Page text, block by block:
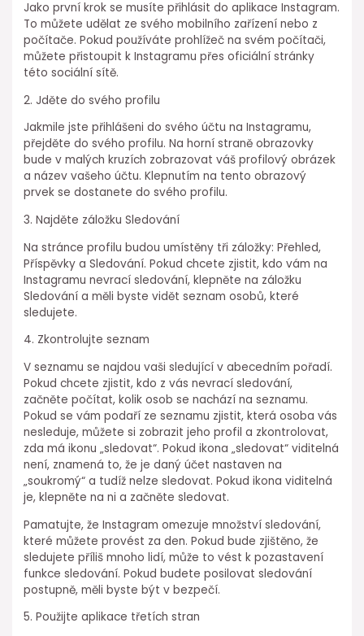
Jako první krok se musíte přihlásit do aplikace Instagram.
To můžete udělat ze svého mobilního zařízení nebo z
počítače. Pokud používáte prohlížeč na svém počítači,
můžete přistoupit k Instagramu přes oficiální stránky
této sociální sítě.
2. Jděte do svého profilu
Jakmile jste přihlášeni do svého účtu na Instagramu,
přejděte do svého profilu. Na horní straně obrazovky
bude v malých kruzích zobrazovat váš profilový obrázek
a název vašeho účtu. Klepnutím na tento obrazový
prvek se dostanete do svého profilu.
3. Najděte záložku Sledování
Na stránce profilu budou umístěny tři záložky: Přehled,
Příspěvky a Sledování. Pokud chcete zjistit, kdo vám na
Instagramu nevrací sledování, klepněte na záložku
Sledování a měli byste vidět seznam osobů, které
sledujete.
4. Zkontrolujte seznam
V seznamu se najdou vaši sledující v abecedním pořadí.
Pokud chcete zjistit, kdo z vás nevrací sledování,
začněte počítat, kolik osob se nachází na seznamu.
Pokud se vám podaří ze seznamu zjistit, která osoba vás
nesleduje, můžete si zobrazit jeho profil a zkontrolovat,
zda má ikonu „sledovat“. Pokud ikona „sledovat“ viditelná
není, znamená to, že je daný účet nastaven na
„soukromý“ a tudíž nelze sledovat. Pokud ikona viditelná
je, klepněte na ni a začněte sledovat.
Pamatujte, že Instagram omezuje množství sledování,
které můžete provést za den. Pokud bude zjištěno, že
sledujete příliš mnoho lidí, může to vést k pozastavení
funkce sledování. Pokud budete posilovat sledování
postupně, měli byste být v bezpečí.
5. Použijte aplikace třetích stran